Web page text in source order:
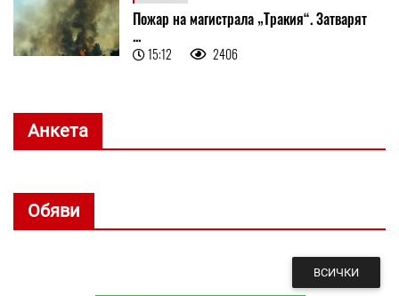
Пожар на магистрала „Тракия“. Затварят
...
15:12 2406
Анкета
Обяви
ВСИЧКИ